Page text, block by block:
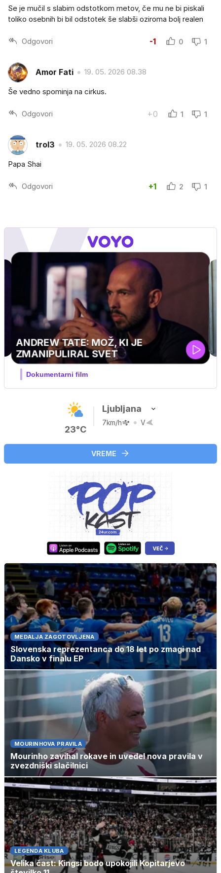
Se je mučil s slabim odstotkom metov, če mu ne bi piskali
toliko osebnih bi bil odstotek še slabši oziroma bolj realen
Odgovori -1 0 1
Amor Fati 19. 05. 2026 08.38
Še vedno spominja na cirkus.
Odgovori +0 1 1
trol3 19. 05. 2026 08.22
Papa Shai
Odgovori +1 2 1
MOJ PRIJATELJ PINGVIN
Film meseca / družinski, pustolovski
23°C
Ljubljana
7km/h V
VREME
MEDALJA ZAGOTOVLJENA
Slovenska reprezentanca do 18 let po zmagi nad
Dansko v finalu EP
MOURINHOVA PRAVILA
Mourinho zavihal rokave in uvedel nova pravila v
zvezdniški slačilnici
LEGENDA KLUBA
Velika čast: Kingsi bodo upokojili Kopitarjevo